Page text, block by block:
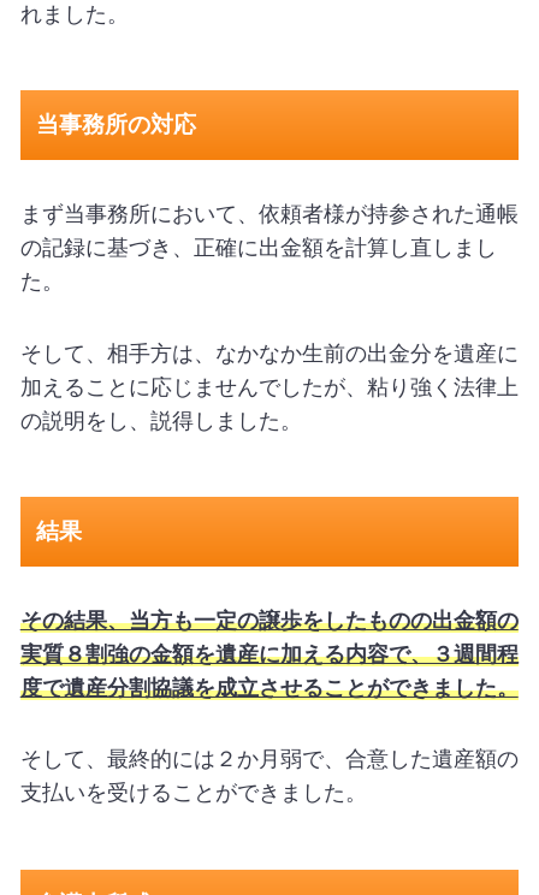
れました。
当事務所の対応
まず当事務所において、依頼者様が持参された通帳
の記録に基づき、正確に出金額を計算し直しまし
た。
そして、相手方は、なかなか生前の出金分を遺産に
加えることに応じませんでしたが、粘り強く法律上
の説明をし、説得しました。
結果
その結果、当方も一定の譲歩をしたものの出金額の
実質８割強の金額を遺産に加える内容で、３週間程
度で遺産分割協議を成立させることができました。
そして、最終的には２か月弱で、合意した遺産額の
支払いを受けることができました。